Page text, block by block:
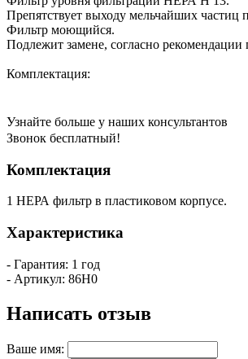
Препятствует выходу мельчайших
Фильтр моющийся.
Подлежит замене, согласно рекомендации
Комплектация:
Узнайте больше у наших консультантов
Звонок бесплатный!
Комплектация
1 НЕРА фильтр в пластиковом корпусе.
Характеристика
- Гарантия: 1 год
- Артикул: 86H0
Написать отзыв
Ваше имя: